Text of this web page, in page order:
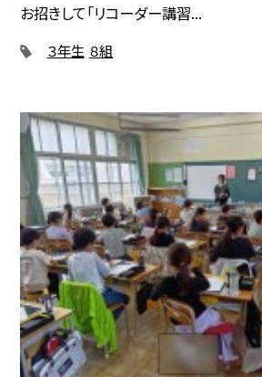
お招きして「リコーダー講習...
３年生 ８組